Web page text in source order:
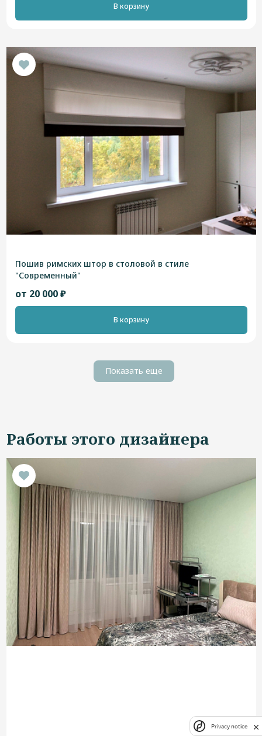
В корзину
Пошив римских штор в столовой в стиле
"Современный"
от 20 000 ₽
В корзину
Показать еще
Работы этого дизайнера
Privacy notice